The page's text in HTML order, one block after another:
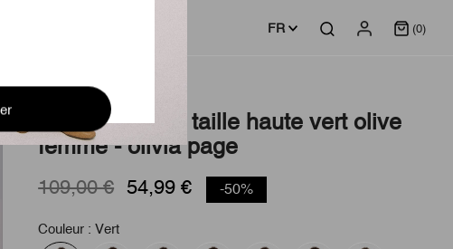
FR (0)
Pantalon large taille haute vert olive
femme - olivia page
109,00 € 54,99 € -50%
Couleur : Vert